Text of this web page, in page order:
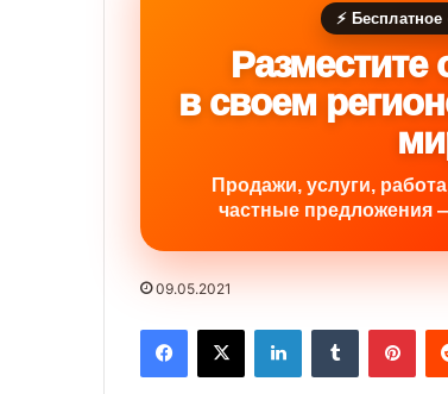
⚡
в своем
Продажи, услуги,
частные предложения
09.05.2021